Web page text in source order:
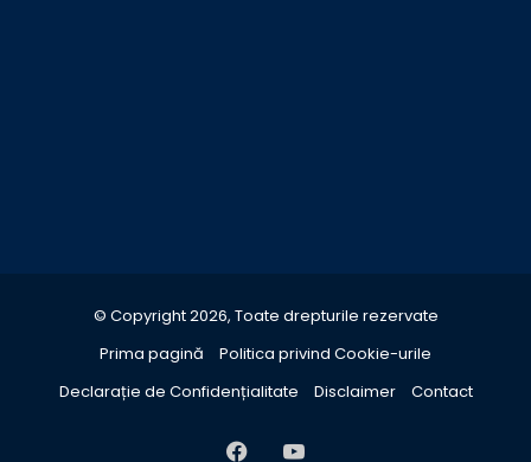
© Copyright 2026, Toate drepturile rezervate
Prima pagină
Politica privind Cookie-urile
Declarație de Confidențialitate
Disclaimer Contact
FacebookYouTube